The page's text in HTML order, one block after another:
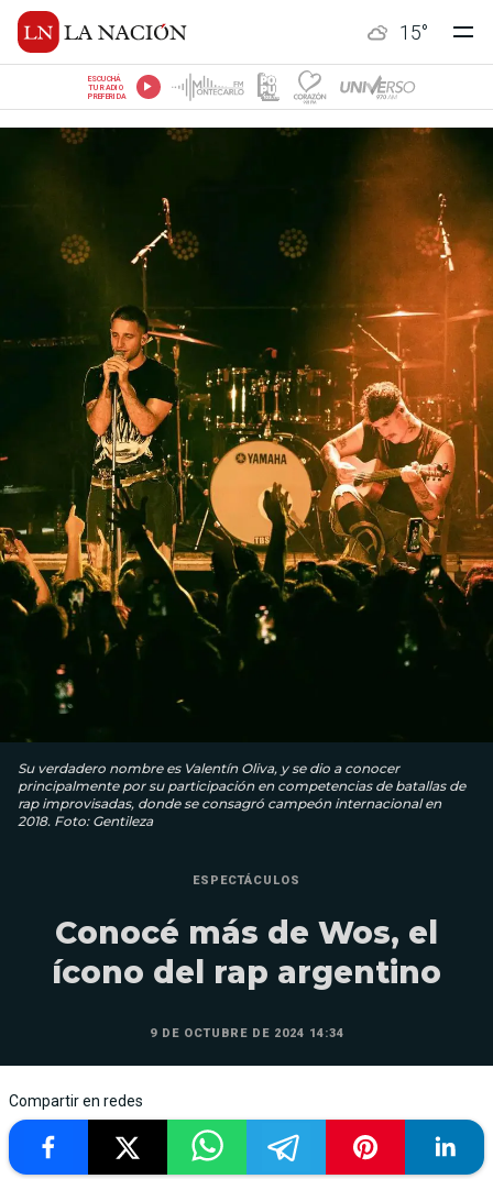
15°
ESCUCHÁ
TU RADIO
PREFERIDA
Su verdadero nombre es Valentín Oliva, y se dio a conocer
principalmente por su participación en competencias de batallas de
rap improvisadas, donde se consagró campeón internacional en
2018. Foto: Gentileza
ESPECTÁCULOS
Conocé más de Wos, el
ícono del rap argentino
9 DE OCTUBRE DE 2024 14:34
Compartir en redes